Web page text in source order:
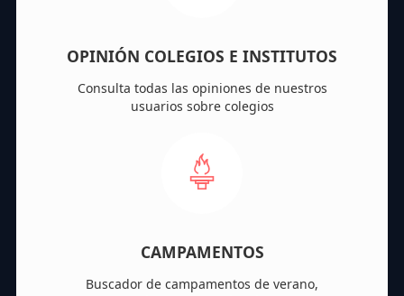
OPINIÓN COLEGIOS E INSTITUTOS
Consulta todas las opiniones de nuestros
usuarios sobre colegios
CAMPAMENTOS
Buscador de campamentos de verano,